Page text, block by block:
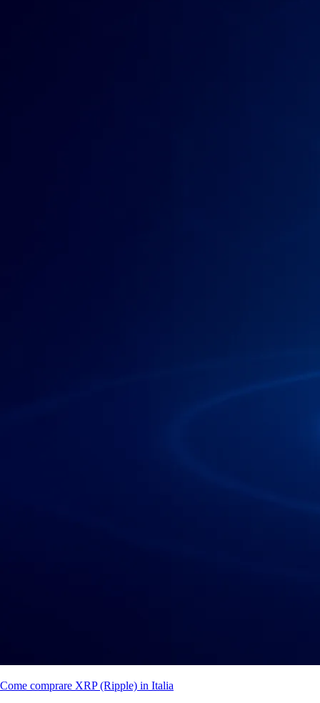
Come comprare XRP (Ripple) in Italia